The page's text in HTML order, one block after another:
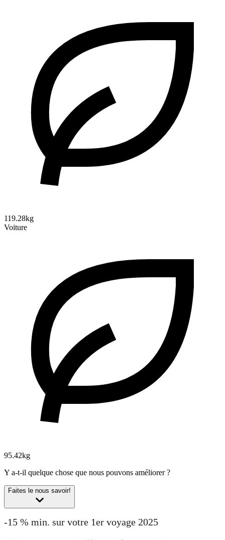
119.28kg
Voiture
95.42kg
Y a-t-il quelque chose que nous pouvons améliorer ?
Faites le nous savoir!
-15 % min. sur votre 1er voyage 2025